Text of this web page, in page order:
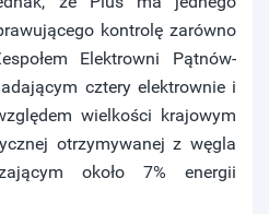
kontrolę zarówno
Elektrowni Pątnów-
cztery elektrownie i
wielkości krajowym
otrzymywanej z węgla
około 7% energii